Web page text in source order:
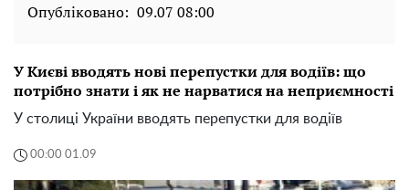
Опубліковано: 09.07 08:00
У Києві вводять нові перепустки для водіїв: що
потрібно знати і як не нарватися на неприємності
У столиці України вводять перепустки для водіїв
00:00 01.09